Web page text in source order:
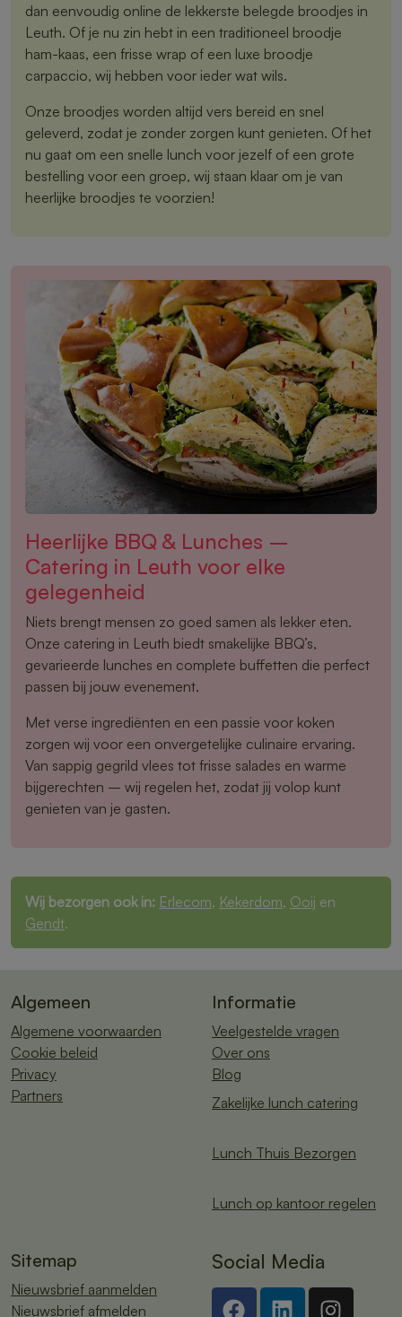
dan eenvoudig online de lekkerste belegde broodjes in
Leuth. Of je nu zin hebt in een traditioneel broodje
ham-kaas, een frisse wrap of een luxe broodje
carpaccio, wij hebben voor ieder wat wils.
Onze broodjes worden altijd vers bereid en snel
geleverd, zodat je zonder zorgen kunt genieten. Of het
nu gaat om een snelle lunch voor jezelf of een grote
bestelling voor een groep, wij staan klaar om je van
heerlijke broodjes te voorzien!
Heerlijke BBQ & Lunches –
Catering in Leuth voor elke
gelegenheid
Niets brengt mensen zo goed samen als lekker eten.
Onze catering in Leuth biedt smakelijke BBQ’s,
gevarieerde lunches en complete buffetten die perfect
passen bij jouw evenement.
Met verse ingrediënten en een passie voor koken
zorgen wij voor een onvergetelijke culinaire ervaring.
Van sappig gegrild vlees tot frisse salades en warme
bijgerechten – wij regelen het, zodat jij volop kunt
genieten van je gasten.
Wij bezorgen ook in: Erlecom, Kekerdom, Ooij en
Gendt.
Algemeen
Algemene voorwaarden
Cookie beleid
Privacy
Partners
Informatie
Veelgestelde vragen
Over ons
Blog
Zakelijke lunch catering
Lunch Thuis Bezorgen
Lunch op kantoor regelen
Sitemap
Nieuwsbrief aanmelden
Nieuwsbrief afmelden
Social Media